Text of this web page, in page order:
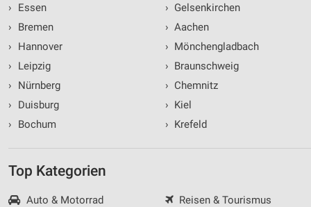
›
Essen
›
Bremen
›
Hannover
›
Leipzig
›
Nürnberg
›
Duisburg
›
Bochum
› Gelsenkirchen
› Aachen
› Mönchengladbach
› Braunschweig
› Chemnitz
› Kiel
› Krefeld
Top Kategorien
Auto & Motorrad
Reisen & Tourismus